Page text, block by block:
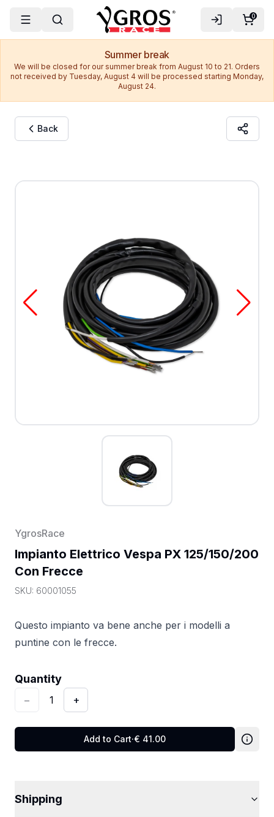
0
Summer break
We will be closed for our summer break from August 10 to 21. Orders
not received by Tuesday, August 4 will be processed starting Monday,
August 24.
Back
YgrosRace
Impianto Elettrico Vespa PX 125/150/200
Con Frecce
SKU: 60001055
Questo impianto va bene anche per i modelli a
puntine con le frecce.
Quantity
Quantity:1
−
1 +
Add to Cart·€ 41.00
Shipping